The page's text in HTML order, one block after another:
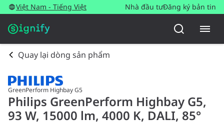
Việt Nam - Tiếng Việt Nhà đầu tưĐăng ký bản tin
Quay lại dòng sản phẩm
GreenPerform Highbay G5
Philips GreenPerform Highbay G5,
93 W, 15000 lm, 4000 K, DALI, 85°